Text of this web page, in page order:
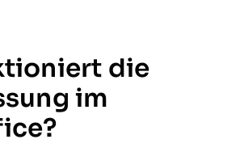
trotz Homeoffice?
kann ich auf digitale
umsteigen?
die
im